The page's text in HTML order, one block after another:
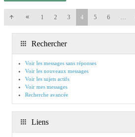
1 2 3 4 5 6 …
Rechercher
Voir les messages sans réponses
Voir les nouveaux messages
Voir les sujets actifs
Voir mes messages
Recherche avancée
Liens